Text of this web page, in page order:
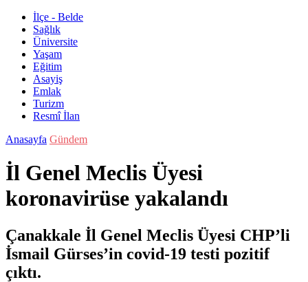
İlçe - Belde
Sağlık
Üniversite
Yaşam
Eğitim
Asayiş
Emlak
Turizm
Resmî İlan
Anasayfa Gündem
İl Genel Meclis Üyesi
koronavirüse yakalandı
Çanakkale İl Genel Meclis Üyesi CHP’li
İsmail Gürses’in covid-19 testi pozitif
çıktı.